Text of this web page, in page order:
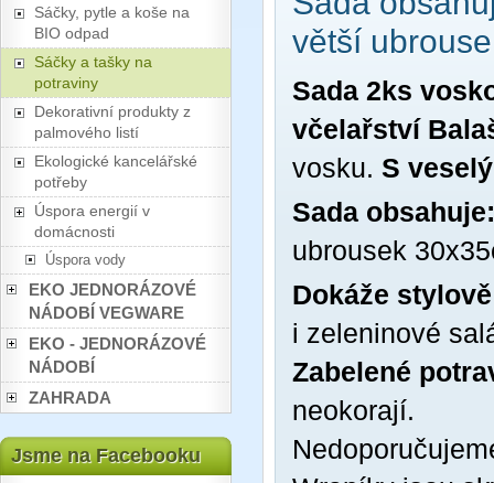
Sáčky, pytle a koše na
BIO odpad
Sáčky a tašky na
potraviny
Dekorativní produkty z
palmového listí
Ekologické kancelářské
potřeby
Úspora energií v
domácnosti
Úspora vody
EKO JEDNORÁZOVÉ
NÁDOBÍ VEGWARE
EKO - JEDNORÁZOVÉ
NÁDOBÍ
ZAHRADA
Jsme na Facebooku
větší
Sada 2ks
včelařství
vosku. S
Sada
ubrousek
Dokáže
i zeleninové
Zabelené
neokorají.